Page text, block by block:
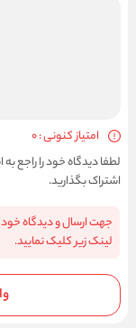
امتیاز کنونی : 0
لطفا دیدگاه خود را راجع به
اشتراک بگذارید.
جهت ارسال و دیدگاه خود
لینک زیر کلیک نمایید.